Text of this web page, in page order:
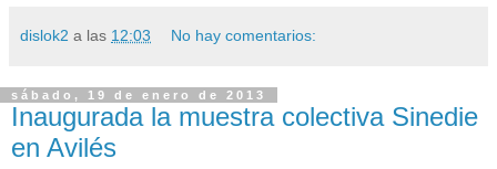
dislok2 a las 12:03 No hay comentarios:
sábado, 19 de enero de 2013
Inaugurada la muestra colectiva Sinedie
en Avilés